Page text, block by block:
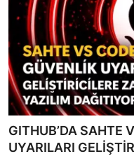
GITHUB’DA SAHTE
UYARILARI